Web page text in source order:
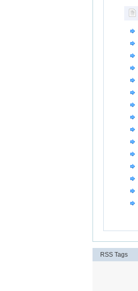
RSS Tags